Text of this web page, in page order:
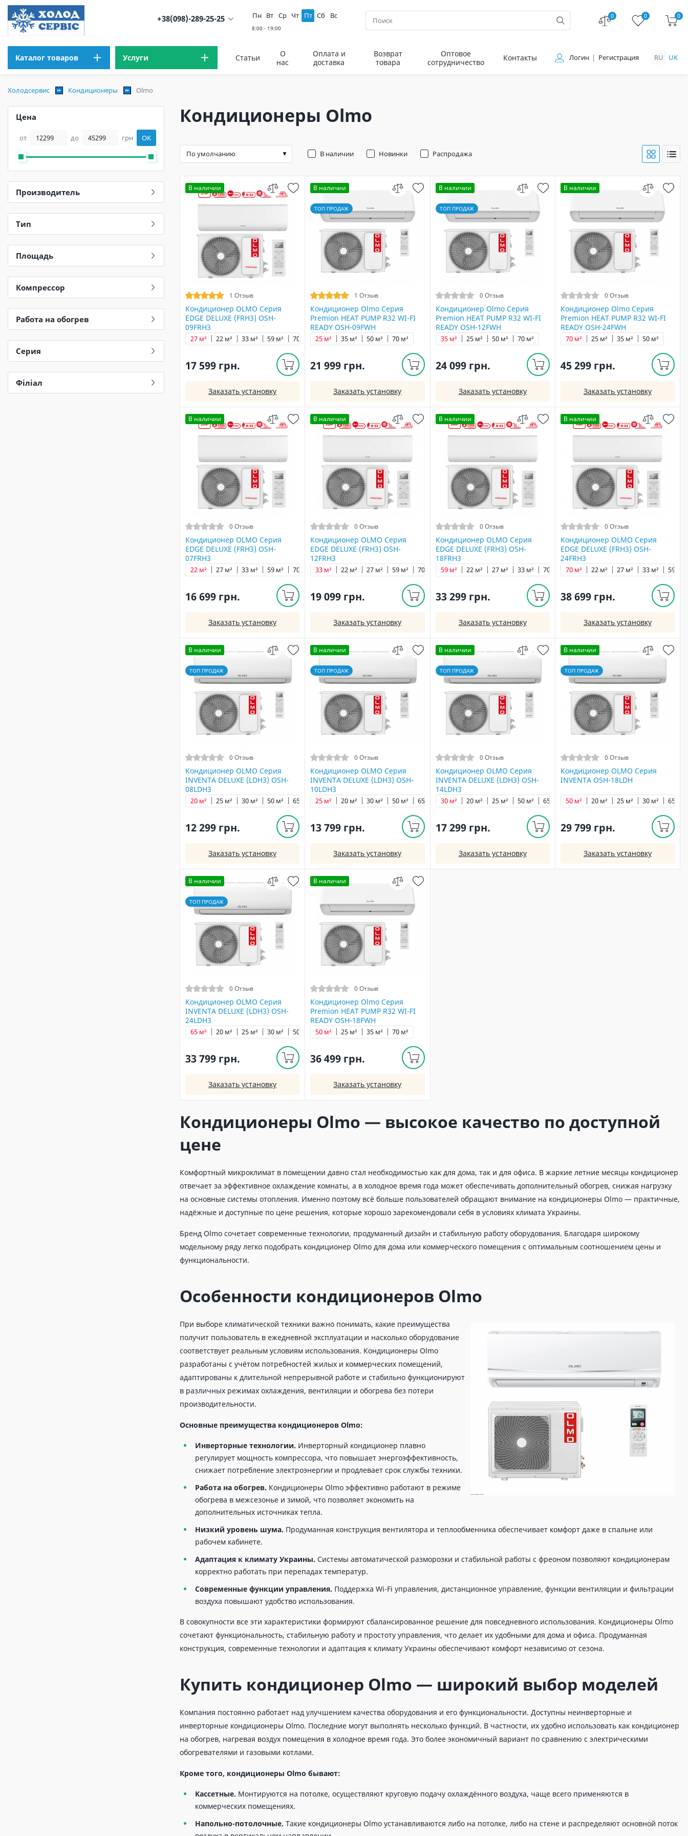
+38(098)-289-25-25 Пн Вт Ср Чт Пт Сб Вс 0 0 0
Каталог товаров Услуги Статьи
О
нас
Оплата и
доставка
Возврат
товара
Оптовое
сотрудничество
Контакты Логин Регистрация RU UK
Холодсервис Кондиционеры Olmo
Цена
от до грн OK
Производитель
Тип
Площадь
Компрессор
Работа на обогрев
Серия
Філіал
Кондиционеры Olmo
В наличии Новинки Распродажа
В наличии
1 Отзыв
Кондиционер OLMO Серия
EDGE DELUXE (FRH3) OSH-
09FRH3
22 м²
27 м² 33 м² 59 м² 70 м²
17 599 грн.
Заказать установку
В наличии
ТОП ПРОДАЖ
1 Отзыв
Кондиционер Olmo Серия
Premion HEAT PUMP R32 WI-FI
READY OSH-09FWH
25 м² 35 м² 50 м² 70 м²
21 999 грн.
Заказать установку
В наличии
ТОП ПРОДАЖ
0 Отзыв
Кондиционер Olmo Серия
Premion HEAT PUMP R32 WI-FI
READY OSH-12FWH
25 м²
35 м² 50 м² 70 м²
24 099 грн.
Заказать установку
В наличии
0 Отзыв
Кондиционер Olmo Серия
Premion HEAT PUMP R32 WI-FI
READY OSH-24FWH
25 м² 35 м² 50 м²
70 м²
45 299 грн.
Заказать установку
В наличии
0 Отзыв
Кондиционер OLMO Серия
EDGE DELUXE (FRH3) OSH-
07FRH3
22 м² 27 м² 33 м² 59 м² 70 м²
16 699 грн.
Заказать установку
В наличии
0 Отзыв
Кондиционер OLMO Серия
EDGE DELUXE (FRH3) OSH-
12FRH3
22 м² 27 м²
33 м² 59 м² 70 м²
19 099 грн.
Заказать установку
В наличии
0 Отзыв
Кондиционер OLMO Серия
EDGE DELUXE (FRH3) OSH-
18FRH3
22 м² 27 м² 33 м²
59 м² 70 м²
33 299 грн.
Заказать установку
В наличии
0 Отзыв
Кондиционер OLMO Серия
EDGE DELUXE (FRH3) OSH-
24FRH3
22 м² 27 м² 33 м² 59 м²
70 м²
38 699 грн.
Заказать установку
В наличии
ТОП ПРОДАЖ
0 Отзыв
Кондиционер OLMO Серия
INVENTA DELUXE (LDH3) OSH-
08LDH3
20 м² 25 м² 30 м² 50 м² 65 м²
12 299 грн.
Заказать установку
В наличии
ТОП ПРОДАЖ
0 Отзыв
Кондиционер OLMO Серия
INVENTA DELUXE (LDH3) OSH-
10LDH3
20 м²
25 м² 30 м² 50 м² 65 м²
13 799 грн.
Заказать установку
В наличии
ТОП ПРОДАЖ
0 Отзыв
Кондиционер OLMO Серия
INVENTA DELUXE (LDH3) OSH-
14LDH3
20 м² 25 м²
30 м² 50 м² 65 м²
17 299 грн.
Заказать установку
В наличии
ТОП ПРОДАЖ
0 Отзыв
Кондиционер OLMO Серия
INVENTA OSH-18LDH
20 м² 25 м² 30 м²
50 м² 65 м²
29 799 грн.
Заказать установку
В наличии
ТОП ПРОДАЖ
0 Отзыв
Кондиционер OLMO Серия
INVENTA DELUXE (LDH3) OSH-
24LDH3
20 м² 25 м² 30 м² 50 м²
65 м²
33 799 грн.
Заказать установку
В наличии
0 Отзыв
Кондиционер Olmo Серия
Premion HEAT PUMP R32 WI-FI
READY OSH-18FWH
25 м² 35 м²
50 м² 70 м²
36 499 грн.
Заказать установку
Кондиционеры Olmo — высокое качество по доступной
цене
Комфортный микроклимат в помещении давно стал необходимостью как для дома, так и для офиса. В жаркие летние месяцы кондиционер
отвечает за эффективное охлаждение комнаты, а в холодное время года может обеспечивать дополнительный обогрев, снижая нагрузку
на основные системы отопления. Именно поэтому всё больше пользователей обращают внимание на кондиционеры Olmo — практичные,
надёжные и доступные по цене решения, которые хорошо зарекомендовали себя в условиях климата Украины.
Бренд Olmo сочетает современные технологии, продуманный дизайн и стабильную работу оборудования. Благодаря широкому
модельному ряду легко подобрать кондиционер Olmo для дома или коммерческого помещения с оптимальным соотношением цены и
функциональности.
Особенности кондиционеров Olmo
При выборе климатической техники важно понимать, какие преимущества
получит пользователь в ежедневной эксплуатации и насколько оборудование
соответствует реальным условиям использования. Кондиционеры Olmo
разработаны с учётом потребностей жилых и коммерческих помещений,
адаптированы к длительной непрерывной работе и стабильно функционируют
в различных режимах охлаждения, вентиляции и обогрева без потери
производительности.
Основные преимущества кондиционеров Olmo:
Инверторные технологии. Инверторный кондиционер плавно
регулирует мощность компрессора, что повышает энергоэффективность,
снижает потребление электроэнергии и продлевает срок службы техники.
Работа на обогрев. Кондиционеры Olmo эффективно работают в режиме
обогрева в межсезонье и зимой, что позволяет экономить на
дополнительных источниках тепла.
Низкий уровень шума. Продуманная конструкция вентилятора и теплообменника обеспечивает комфорт даже в спальне или
рабочем кабинете.
Адаптация к климату Украины. Системы автоматической разморозки и стабильной работы с фреоном позволяют кондиционерам
корректно работать при перепадах температур.
Современные функции управления. Поддержка Wi-Fi управления, дистанционное управление, функции вентиляции и фильтрации
воздуха повышают удобство использования.
В совокупности все эти характеристики формируют сбалансированное решение для повседневного использования. Кондиционеры Olmo
сочетают функциональность, стабильную работу и простоту управления, что делает их удобными для дома и офиса. Продуманная
конструкция, современные технологии и адаптация к климату Украины обеспечивают комфорт независимо от сезона.
Купить кондиционер Olmo — широкий выбор моделей
Компания постоянно работает над улучшением качества оборудования и его функциональности. Доступны неинверторные и
инверторные кондиционеры Olmo. Последние могут выполнять несколько функций. В частности, их удобно использовать как кондиционер
на обогрев, нагревая воздух помещения в холодное время года. Это более экономичный вариант по сравнению с электрическими
обогревателями и газовыми котлами.
Кроме того, кондиционеры Olmo бывают:
Кассетные. Монтируются на потолке, осуществляют круговую подачу охлаждённого воздуха, чаще всего применяются в
коммерческих помещениях.
Напольно-потолочные. Такие кондиционеры Olmo устанавливаются либо на потолке, либо на стене и распределяют основной поток